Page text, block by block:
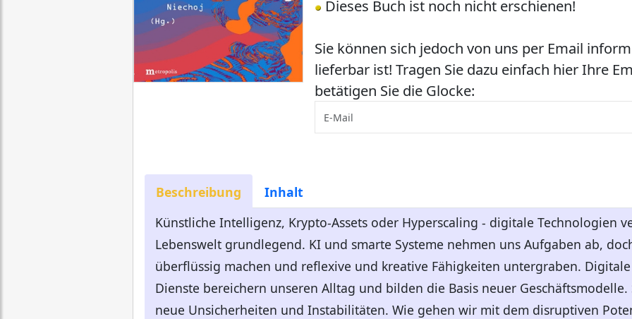
Dieses Buch ist noch nicht erschienen!
Sie können sich jedoch von uns per Email
lieferbar ist! Tragen Sie dazu einfach hier Ihre
betätigen Sie die Glocke:
Beschreibung
Inhalt
Künstliche Intelligenz, Krypto-Assets oder Hyperscaling - digitale Technologien
Lebenswelt grundlegend. KI und smarte Systeme nehmen uns Aufgaben ab,
überflüssig machen und reflexive und kreative Fähigkeiten untergraben.
Dienste bereichern unseren Alltag und bilden die Basis neuer Geschäftsmodelle.
neue Unsicherheiten und Instabilitäten. Wie gehen wir mit dem disruptiven